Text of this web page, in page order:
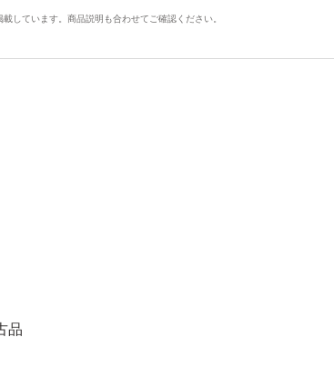
しています。商品説明も合わせてご確認ください。